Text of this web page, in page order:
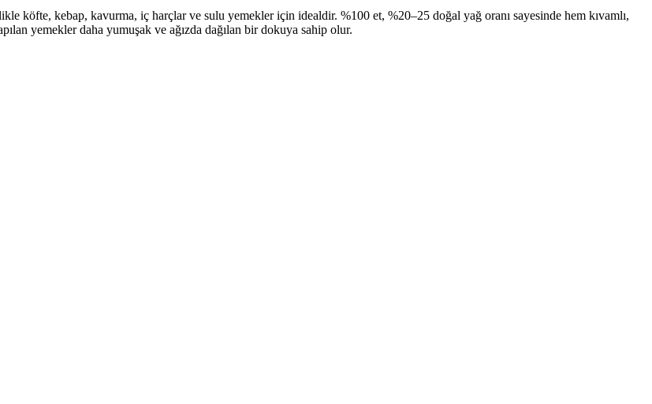
köfte, kebap, kavurma, iç harçlar ve sulu yemekler için idealdir. %100 et, %20–25 doğal yağ oranı sayesinde hem kıvamlı,
yemekler daha yumuşak ve ağızda dağılan bir dokuya sahip olur.